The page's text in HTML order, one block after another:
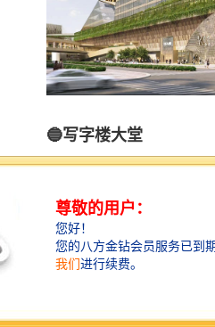
🔵写字楼大堂